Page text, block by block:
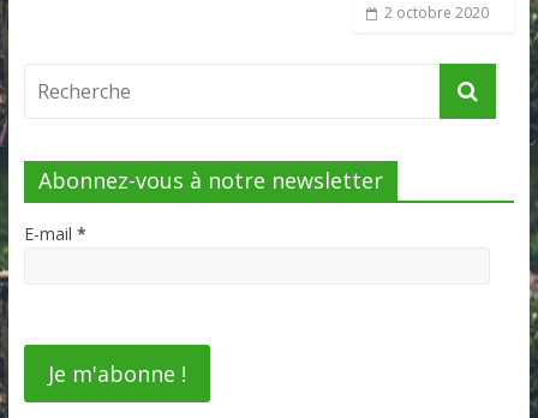
2 octobre 2020
Abonnez-vous à notre newsletter
E-mail *